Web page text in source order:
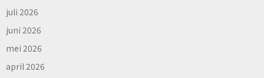
juli 2026
juni 2026
mei 2026
april 2026